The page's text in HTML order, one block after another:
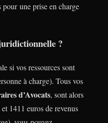
une prise en charge
?
si vos ressources sont
à charge). Tous vos
d’Avocats, sont alors
1411 euros de revenus